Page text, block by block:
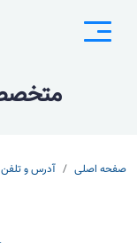
صفحه اصلی آدرس و